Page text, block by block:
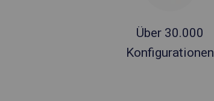
Über 30.000
Konfigurationen